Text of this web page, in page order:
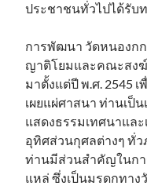
ประชาชนทั่วไปได้รับ
การพัฒนา วัดหนองก
ญาติโยมและคณะสง
มาตั้งแต่ปี พ.ศ. 2545
เผยแผ่ศาสนา ท่านเป็
แสดงธรรมเทศนาแล
อุทิศส่วนกุศลต่างๆ ทั่
ท่านมีส่วนสำคัญในกา
แหล่ ซึ่งเป็นมรดกทา